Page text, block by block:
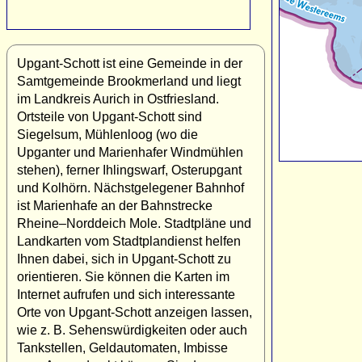
Upgant-Schott ist eine Gemeinde in der
Samtgemeinde Brookmerland und liegt
im Landkreis Aurich in Ostfriesland.
Ortsteile von Upgant-Schott sind
Siegelsum, Mühlenloog (wo die
Upganter und Marienhafer Windmühlen
stehen), ferner Ihlingswarf, Osterupgant
und Kolhörn. Nächstgelegener Bahnhof
ist Marienhafe an der Bahnstrecke
Rheine–Norddeich Mole. Stadtpläne und
Landkarten vom Stadtplandienst helfen
Ihnen dabei, sich in Upgant-Schott zu
orientieren. Sie können die Karten im
Internet aufrufen und sich interessante
Orte von Upgant-Schott anzeigen lassen,
wie z. B. Sehenswürdigkeiten oder auch
Tankstellen, Geldautomaten, Imbisse